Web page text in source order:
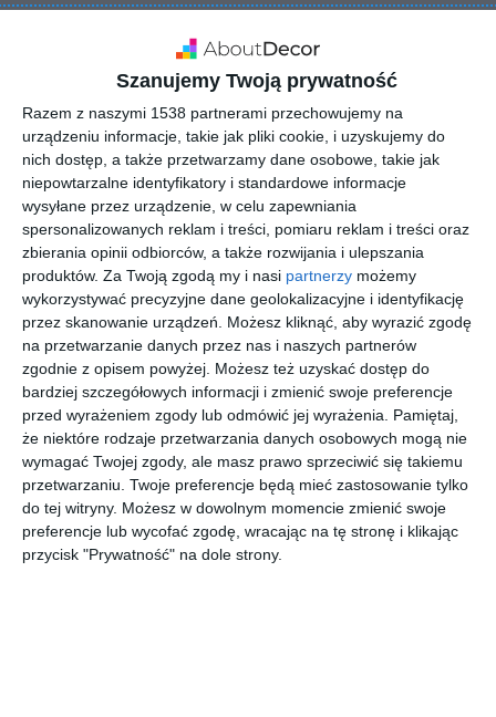
Szanujemy Twoją prywatność
Razem z naszymi 1538 partnerami przechowujemy na
urządzeniu informacje, takie jak pliki cookie, i uzyskujemy do
nich dostęp, a także przetwarzamy dane osobowe, takie jak
niepowtarzalne identyfikatory i standardowe informacje
wysyłane przez urządzenie, w celu zapewniania
spersonalizowanych reklam i treści, pomiaru reklam i treści oraz
zbierania opinii odbiorców, a także rozwijania i ulepszania
produktów. Za Twoją zgodą my i nasi partnerzy możemy
wykorzystywać precyzyjne dane geolokalizacyjne i identyfikację
przez skanowanie urządzeń. Możesz kliknąć, aby wyrazić zgodę
na przetwarzanie danych przez nas i naszych partnerów
zgodnie z opisem powyżej. Możesz też uzyskać dostęp do
bardziej szczegółowych informacji i zmienić swoje preferencje
przed wyrażeniem zgody lub odmówić jej wyrażenia. Pamiętaj,
że niektóre rodzaje przetwarzania danych osobowych mogą nie
wymagać Twojej zgody, ale masz prawo sprzeciwić się takiemu
przetwarzaniu. Twoje preferencje będą mieć zastosowanie tylko
do tej witryny. Możesz w dowolnym momencie zmienić swoje
preferencje lub wycofać zgodę, wracając na tę stronę i klikając
przycisk "Prywatność" na dole strony.
Aranżacja kuchni z betonem ozdobnym na ścianie oraz
AUTOR:ZIELONE studio projektowe
DODAJ DO ULUBIONYCH
UDOSTĘPNIJ
Pozostałe zdjęcia w projekcie:Mieszkanie z betonem i
kolorem